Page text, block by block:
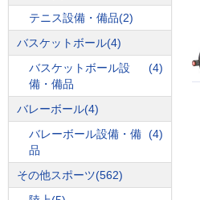
テニス設備・備品(2)
バスケットボール(4)
バスケットボール設
備・備品
(4)
バレーボール(4)
バレーボール設備・備
品
(4)
その他スポーツ(562)